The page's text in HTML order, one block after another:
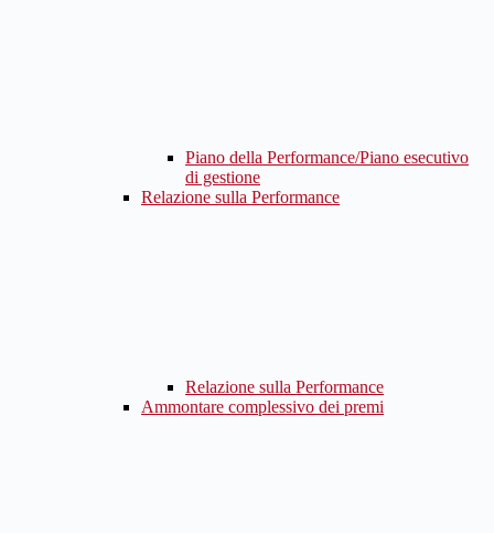
Piano della Performance/Piano esecutivo
di gestione
Relazione sulla Performance
Relazione sulla Performance
Ammontare complessivo dei premi